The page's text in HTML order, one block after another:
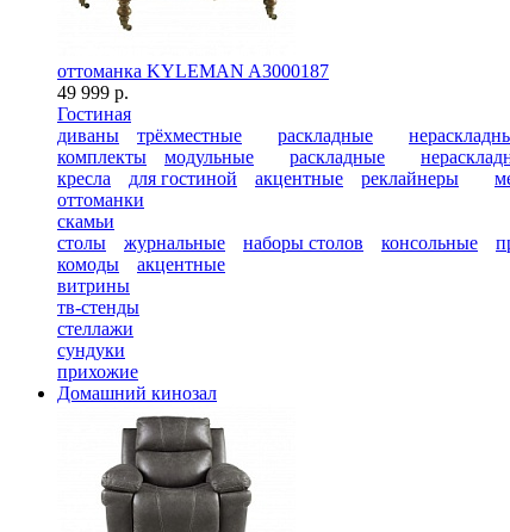
оттоманка KYLEMAN A3000187
49 999 р.
Гостиная
диваны
трёхместные раскладные
комплекты
модульные раскладные
кресла
для гостиной акцентные реклайнеры
оттоманки
скамьи
столы
журнальные наборы столов консольные
комоды
акцентные
витрины
тв-стенды
стеллажи
сундуки
прихожие
Домашний кинозал